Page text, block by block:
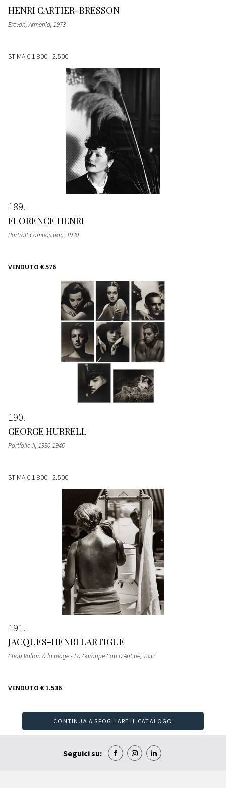
HENRI CARTIER-BRESSON
Erevan, Armenia, 1973
STIMA€ 1.800 - 2.500
189
FLORENCE HENRI
Portrait Composition, 1930
VENDUTO € 576
190
GEORGE HURRELL
Portfolio II, 1930-1946
STIMA€ 1.800 - 2.500
191
JACQUES-HENRI LARTIGUE
Chou Valton à la plage - La Garoupe Cap D'Antibe, 1932
VENDUTO € 1.536
CONTINUA A SFOGLIARE IL CATALOGO
Seguici su: